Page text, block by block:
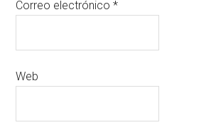
Correo electrónico*
Web